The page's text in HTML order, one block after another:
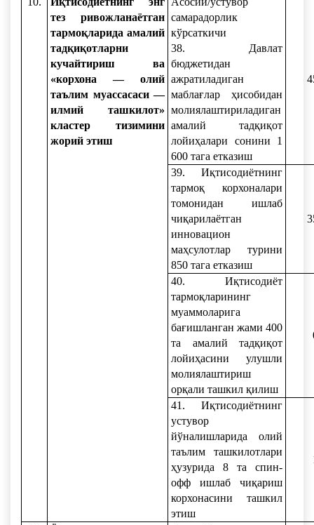
тез ривожланаётган
тармоқларида амалий
тадқиқотларни
кучайтириш ва
«корхона — олий
таълим муассасаси —
илмий ташкилот»
кластер тизимини
жорий этиш
самарадорлик
кўрсаткичи
38. Давлат
бюджетидан
ажратиладиган
маблағлар ҳисобидан
молиялаштириладиган
амалий тадқиқот
лойиҳалари сонини 1
600 тага етказиш
39. Иқтисодиётнинг
тармоқ корхоналари
томонидан ишлаб
чиқарилаётган
инновацион
маҳсулотлар турини
850 тага етказиш
40. Иқтисодиёт
тармоқларининг
муаммоларига
бағишланган жами 400
та амалий тадқиқот
лойиҳасини улушли
молиялаштириш
орқали ташкил қилиш
41. Иқтисодиётнинг
устувор
йўналишларида олий
таълим ташкилотлари
ҳузурида 8 та спин-
офф ишлаб чиқариш
корхонасини ташкил
этиш